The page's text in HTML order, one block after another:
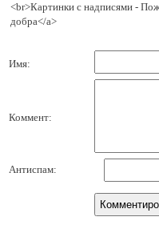
<br>Картинки с надписями -
добра</a>
Имя:
Коммент:
Антиспам: